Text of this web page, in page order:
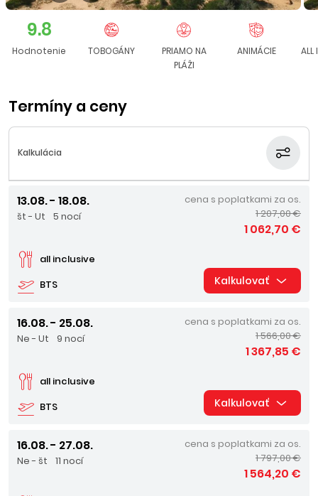
9.8
Hodnotenie TOBOGÁNY
PRIAMO NA
PLÁŽI
ANIMÁCIE ALL
Termíny a ceny
Kalkulácia
13.08. - 18.08.
št - Ut 5 nocí
BTS
all inclusive
cena s poplatkami za os.
1 207,00 €
1 062,70 €
Kalkulovať
16.08. - 25.08.
Ne - Ut 9 nocí
BTS
all inclusive
cena s poplatkami za os.
1 566,00 €
1 367,85 €
Kalkulovať
16.08. - 27.08.
Ne - št 11 nocí
cena s poplatkami za os.
1 797,00 €
1 564,20 €